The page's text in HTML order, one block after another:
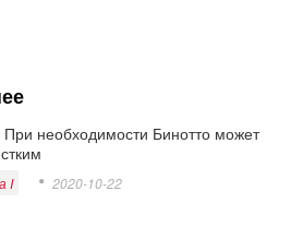
При необходимости Бинотто может
I 2020-10-22